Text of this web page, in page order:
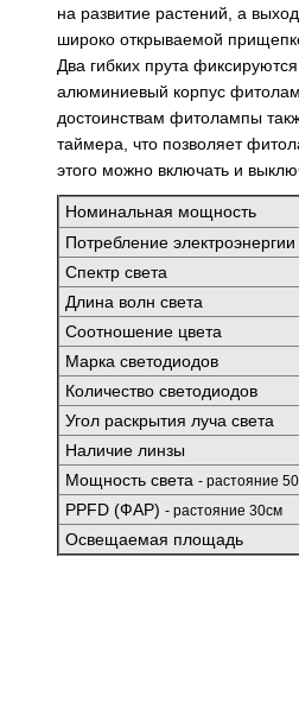
на развитие растений, а
широко открываемой
Два гибких прута
алюминиевый корпус
достоинствам фитолампы
таймера, что позволяет
этого можно включать и
Номинальная мощность
Потребление электроэнергии
Спектр света
Длина волн света
Соотношение цвета
Марка светодиодов
Количество светодиодов
Угол раскрытия луча света
Наличие линзы
Мощность света- растояние
PPFD (ФАР)- растояние 30см
Освещаемая площадь